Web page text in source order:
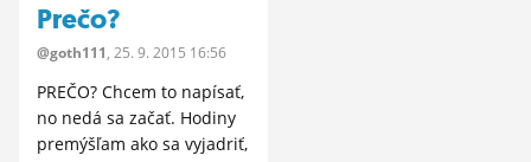
Prečo?
@goth111, 25. 9. 2015 16:56
PREČO? Chcem to napísať,
no nedá sa začať. Hodiny
premýšľam ako sa vyjadriť,